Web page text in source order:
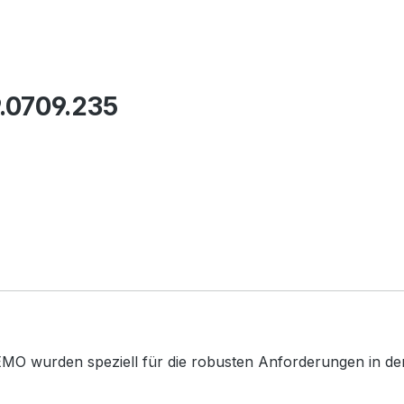
wurden speziell für die robusten Anforderungen in